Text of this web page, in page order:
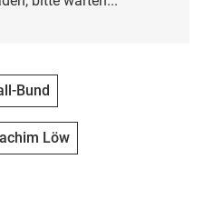
Bund
Löw